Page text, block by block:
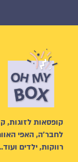
קופסאות לזוגות,
לחבר’ה, האפי
רווקות, ילדים